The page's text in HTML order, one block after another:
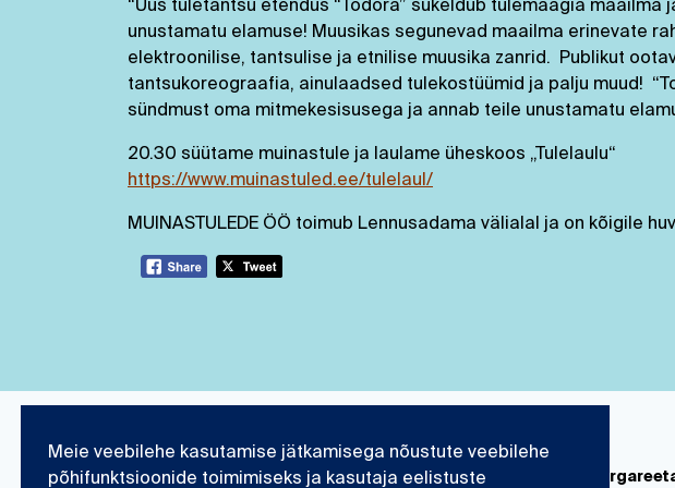
“Uus tuletantsu etendus “Todora” sukeldub tulemaagia maailma
unustamatu elamuse! Muusikas segunevad maailma erinevate
elektroonilise, tantsulise ja etnilise muusika zanrid. Publikut
tantsukoreograafia, ainulaadsed tulekostüümid ja palju muud!
sündmust oma mitmekesisusega ja annab teile unustamatu
20.30 süütame muinastule ja laulame üheskoos „Tulelaulu“
https://www.muinastuled.ee/tulelaul/
MUINASTULEDE ÖÖ toimub Lennusadama välialal ja on kõigile
Eesti Meremuuseum Teadustöö ja kogud Paks
Meie veebilehe kasutamise jätkamisega nõustute veebilehe
põhifunktsioonide toimimiseks ja kasutaja eelistuste